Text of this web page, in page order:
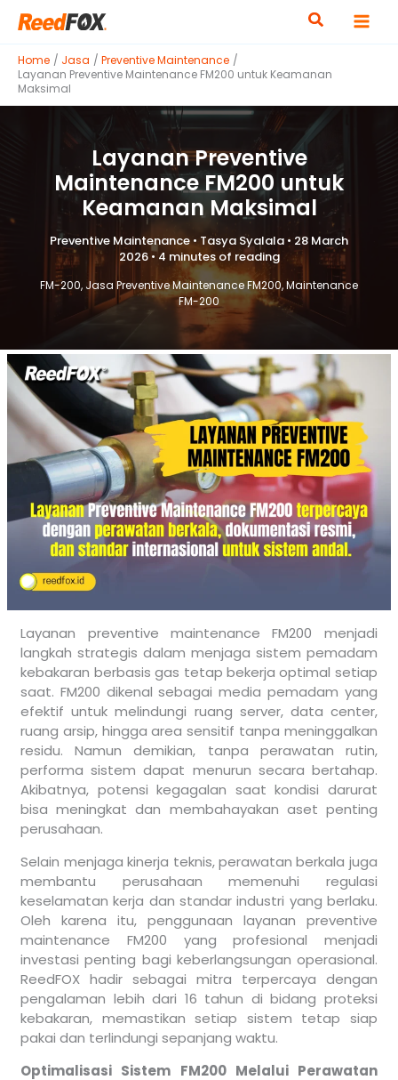
Home Jasa
Preventive Maintenance
Layanan Preventive Maintenance FM200 untuk Keamanan
Maksimal
Layanan Preventive
Maintenance FM200 untuk
Keamanan Maksimal
Preventive Maintenance•Tasya Syalala • 28 March
2026 •4 minutes of reading
FM-200, Jasa Preventive Maintenance FM200,Maintenance
FM-200
Layanan preventive maintenance FM200 menjadi
langkah strategis dalam menjaga sistem pemadam
kebakaran berbasis gas tetap bekerja optimal setiap
saat. FM200 dikenal sebagai media pemadam yang
efektif untuk melindungi ruang server, data center,
ruang arsip, hingga area sensitif tanpa meninggalkan
residu. Namun demikian, tanpa perawatan rutin,
performa sistem dapat menurun secara bertahap.
Akibatnya, potensi kegagalan saat kondisi darurat
bisa meningkat dan membahayakan aset penting
perusahaan.
Selain menjaga kinerja teknis, perawatan berkala juga
membantu perusahaan memenuhi regulasi
keselamatan kerja dan standar industri yang berlaku.
Oleh karena itu, penggunaan layanan preventive
maintenance FM200 yang profesional menjadi
investasi penting bagi keberlangsungan operasional.
ReedFOX hadir sebagai mitra terpercaya dengan
pengalaman lebih dari 16 tahun di bidang proteksi
kebakaran, memastikan setiap sistem tetap siap
pakai dan terlindungi sepanjang waktu.
Optimalisasi Sistem FM200 Melalui Perawatan